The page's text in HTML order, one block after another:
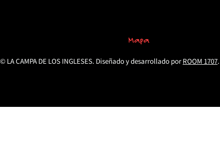
Mapa
© LA CAMPA DE LOS INGLESES. Diseñado y desarrollado por ROOM 1707.